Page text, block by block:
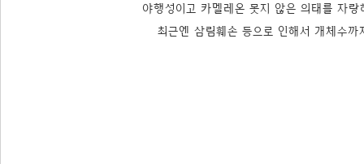
야행성이고 카멜레온 못지 않은 의태를 자
최근엔 삼림훼손 등으로 인해서 개체수까